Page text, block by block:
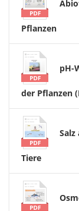
Pflanzen
pH-
der Pflanzen
Tiere